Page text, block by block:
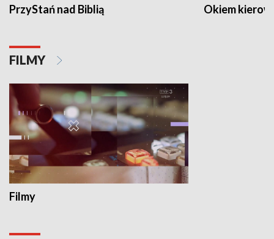
PrzyStań nad Biblią Okiem
FILMY
Filmy